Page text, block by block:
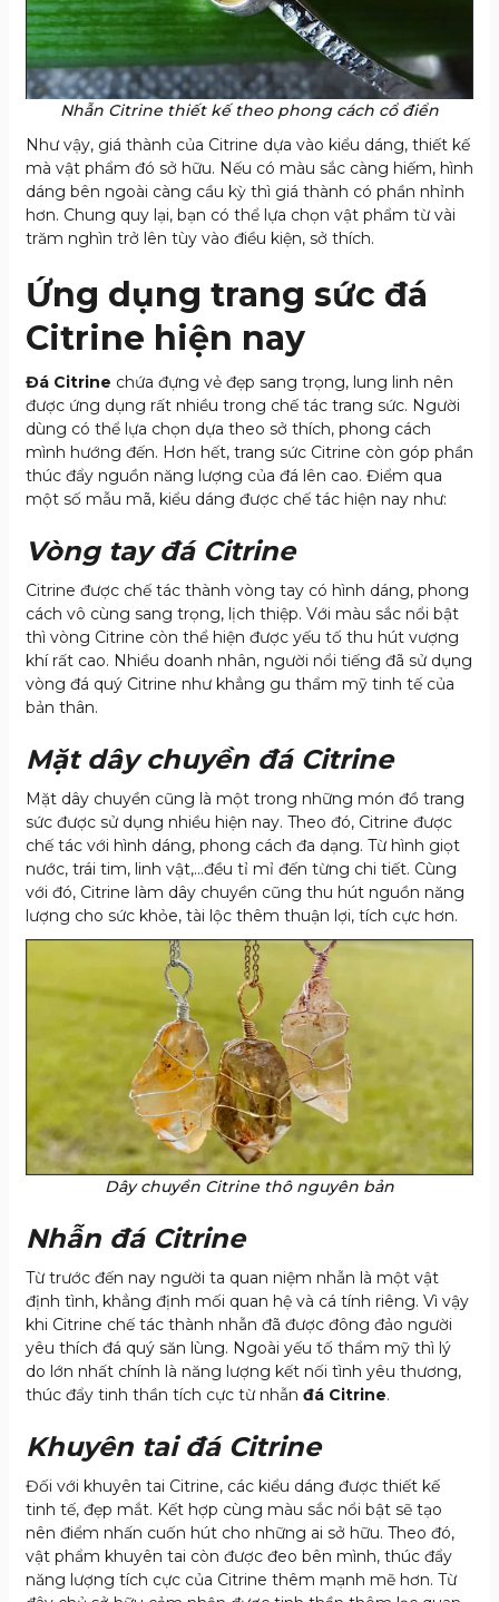
Nhẫn Citrine thiết kế theo phong cách cổ điển
Như vậy, giá thành của Citrine dựa vào kiểu dáng, thiết kế
mà vật phẩm đó sở hữu. Nếu có màu sắc càng hiếm, hình
dáng bên ngoài càng cầu kỳ thì giá thành có phần nhỉnh
hơn. Chung quy lại, bạn có thể lựa chọn vật phẩm từ vài
trăm nghìn trở lên tùy vào điều kiện, sở thích.
Ứng dụng trang sức đá
Citrine hiện nay
Đá Citrine chứa đựng vẻ đẹp sang trọng, lung linh nên
được ứng dụng rất nhiều trong chế tác trang sức. Người
dùng có thể lựa chọn dựa theo sở thích, phong cách
mình hướng đến. Hơn hết, trang sức Citrine còn góp phần
thúc đẩy nguồn năng lượng của đá lên cao. Điểm qua
một số mẫu mã, kiểu dáng được chế tác hiện nay như:
Vòng tay đá Citrine
Citrine được chế tác thành vòng tay có hình dáng, phong
cách vô cùng sang trọng, lịch thiệp. Với màu sắc nổi bật
thì vòng Citrine còn thể hiện được yếu tố thu hút vượng
khí rất cao. Nhiều doanh nhân, người nổi tiếng đã sử dụng
vòng đá quý Citrine như khẳng gu thẩm mỹ tinh tế của
bản thân.
Mặt dây chuyền đá Citrine
Mặt dây chuyền cũng là một trong những món đồ trang
sức được sử dụng nhiều hiện nay. Theo đó, Citrine được
chế tác với hình dáng, phong cách đa dạng. Từ hình giọt
nước, trái tim, linh vật,…đều tỉ mỉ đến từng chi tiết. Cùng
với đó, Citrine làm dây chuyền cũng thu hút nguồn năng
lượng cho sức khỏe, tài lộc thêm thuận lợi, tích cực hơn.
Dây chuyền Citrine thô nguyên bản
Nhẫn đá Citrine
Từ trước đến nay người ta quan niệm nhẫn là một vật
định tình, khẳng định mối quan hệ và cá tính riêng. Vì vậy
khi Citrine chế tác thành nhẫn đã được đông đảo người
yêu thích đá quý săn lùng. Ngoài yếu tố thẩm mỹ thì lý
do lớn nhất chính là năng lượng kết nối tình yêu thương,
thúc đẩy tinh thần tích cực từ nhẫn đá Citrine.
Khuyên tai đá Citrine
Đối với khuyên tai Citrine, các kiểu dáng được thiết kế
tinh tế, đẹp mắt. Kết hợp cùng màu sắc nổi bật sẽ tạo
nên điểm nhấn cuốn hút cho những ai sở hữu. Theo đó,
vật phẩm khuyên tai còn được đeo bên mình, thúc đẩy
năng lượng tích cực của Citrine thêm mạnh mẽ hơn. Từ